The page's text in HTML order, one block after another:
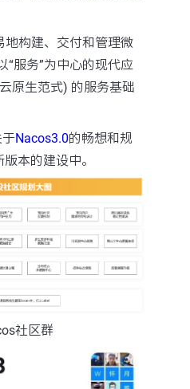
地构建、交付和管理微
“服务”为中心的现代应
原生范式) 的服务基础
Nacos3.0的畅想和规
本的建设中。
社区群